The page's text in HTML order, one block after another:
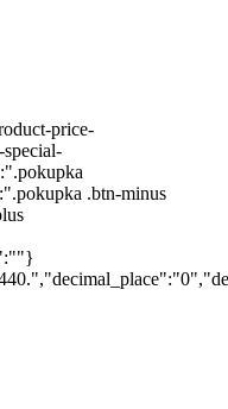
price-
.btn-minus